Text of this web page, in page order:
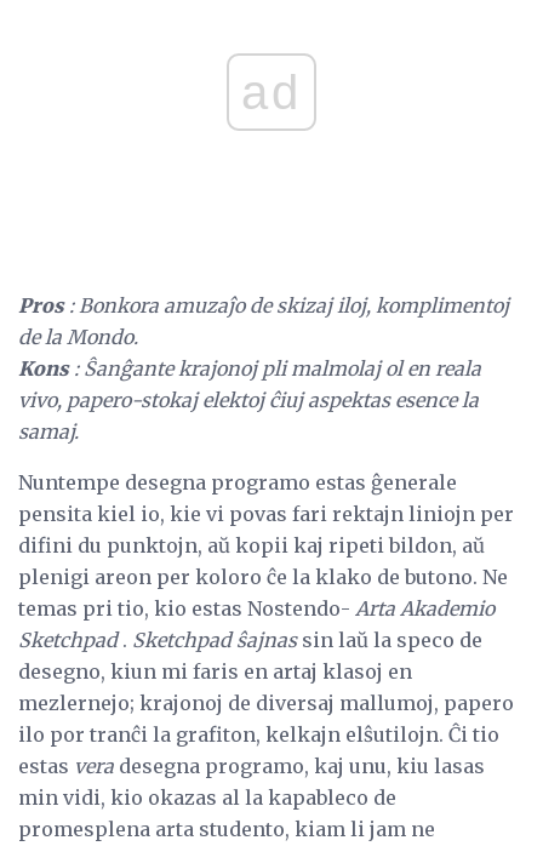
ad
Pros : Bonkora amuzaĵo de skizaj iloj, komplimentoj
de la Mondo.
Kons: Ŝanĝante krajonoj pli malmolaj ol en reala
vivo, papero-stokaj elektoj ĉiuj aspektas esence la
samaj.
Nuntempe desegna programo estas ĝenerale
pensita kiel io, kie vi povas fari rektajn liniojn per
difini du punktojn, aŭ kopii kaj ripeti bildon, aŭ
plenigi areon per koloro ĉe la klako de butono. Ne
temas pri tio, kio estas Nostendo- Arta Akademio
Sketchpad. Sketchpad ŝajnassin laŭ la speco de
desegno, kiun mi faris en artaj klasoj en
mezlernejo; krajonoj de diversaj mallumoj, papero
ilo por tranĉi la grafiton, kelkajn elŝutilojn. Ĉi tio
estas vera desegna programo, kaj unu, kiu lasas
min vidi, kio okazas al la kapableco de
promesplena arta studento, kiam li jam ne